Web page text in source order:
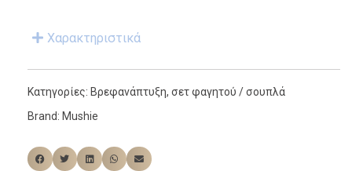
Χαρακτηριστικά
Κατηγορίες: Βρεφανάπτυξη, σετ φαγητού / σουπλά
Brand: Mushie